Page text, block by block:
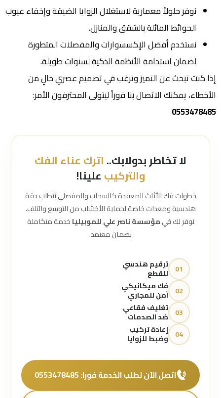
نوفر حلولاً معمارية لاستغلال الزوايا الضيقة وإخفاء عيوب
الحوائط المائلة بالشقق والمنازل.
نستخدم أفضل الإكسسوارات والمفصلات المتطورة
لضمان استدامة الأنظمة الذكية لسنوات طويلة.
إذا كنت تبحث عن التميز وترغب في تصميم عصري خالٍ من
الأخطاء، يمكنك الاتصال بنا فوراً ليتولى المحترفون الأمر:
0553478485
لا تخاطر بدولابك.. اترك عناء الفك
والتركيب علينا!
خطوات فك الأثاث المعقدة كالسحاب والمفصلي تتطلب دقة
هندسية ومعدات خاصة لحماية الأخشاب من التوسع والتلف.
نوفر لك فيمؤسسة ناصر علي للموبيلياخدمة متكاملة
بضمان معتمد.
01 ترقيم هندسي
للقطع
02
فك ميكانيكي
آمن للمجاري
03 تغليف فقاعي
ضد الصدمات
04
إعادة تركيب
وضبط للزوايا
اتصل الآن لطلب الخدمة فورا: 0553478485